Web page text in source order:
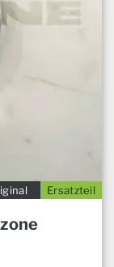
Ersatzteil